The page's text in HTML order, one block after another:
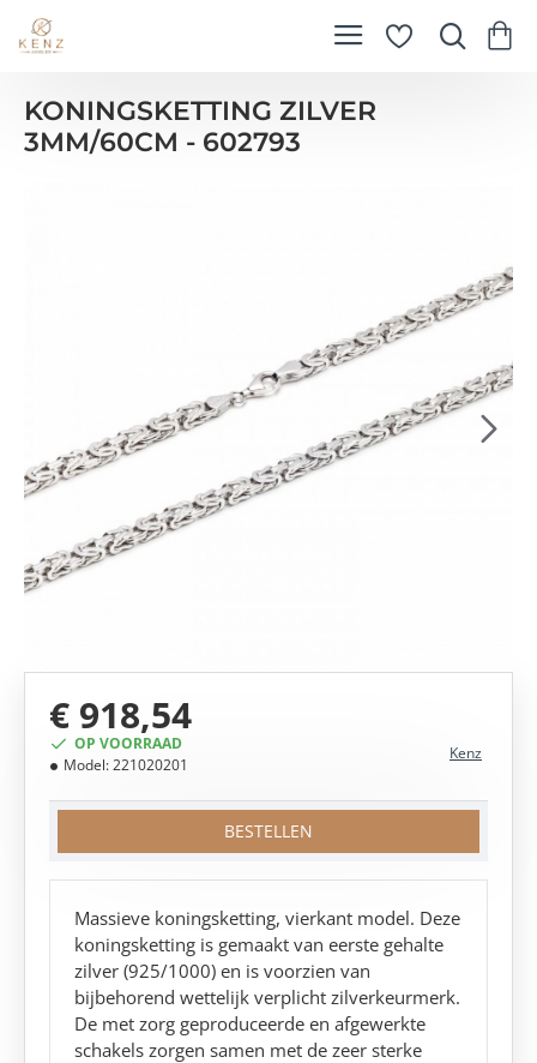
KONINGSKETTING ZILVER
3MM/60CM - 602793
OP VOORRAAD
Model:221020201
Kenz
€ 918,54
BESTELLEN
Massieve koningsketting, vierkant model. Deze
koningsketting is gemaakt van eerste gehalte
zilver (925/1000) en is voorzien van
bijbehorend wettelijk verplicht zilverkeurmerk.
De met zorg geproduceerde en afgewerkte
schakels zorgen samen met de zeer sterke